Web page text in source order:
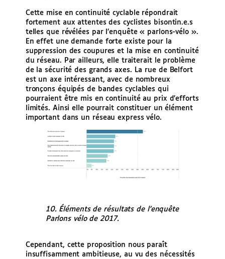
Cette mise en continuité cyclable répondrait
fortement aux attentes des cyclistes bisontin.e.s
telles que révélées par l’enquête « parlons-vélo ».
En effet une demande forte existe pour la
suppression des coupures et la mise en continuité
du réseau. Par ailleurs, elle traiterait le problème
de la sécurité des grands axes. La rue de Belfort
est un axe intéressant, avec de nombreux
tronçons équipés de bandes cyclables qui
pourraient être mis en continuité au prix d’efforts
limités. Ainsi elle pourrait constituer un élément
important dans un réseau express vélo.
10. Éléments de résultats de l’enquête
Parlons vélo de 2017.
Cependant, cette proposition nous paraît
insuffisamment ambitieuse, au vu des nécessités